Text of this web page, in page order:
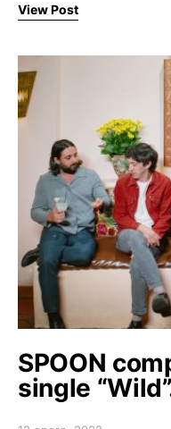
View Post
SPOON
single